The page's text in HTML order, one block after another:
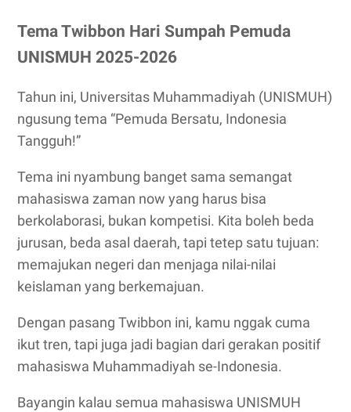
Tema Twibbon Hari Sumpah Pemuda
UNISMUH 2025-2026
Tahun ini, Universitas Muhammadiyah (UNISMUH)
ngusung tema “Pemuda Bersatu, Indonesia
Tangguh!”
Tema ini nyambung banget sama semangat
mahasiswa zaman now yang harus bisa
berkolaborasi, bukan kompetisi. Kita boleh beda
jurusan, beda asal daerah, tapi tetep satu tujuan:
memajukan negeri dan menjaga nilai-nilai
keislaman yang berkemajuan.
Dengan pasang Twibbon ini, kamu nggak cuma
ikut tren, tapi juga jadi bagian dari gerakan positif
mahasiswa Muhammadiyah se-Indonesia.
Bayangin kalau semua mahasiswa UNISMUH